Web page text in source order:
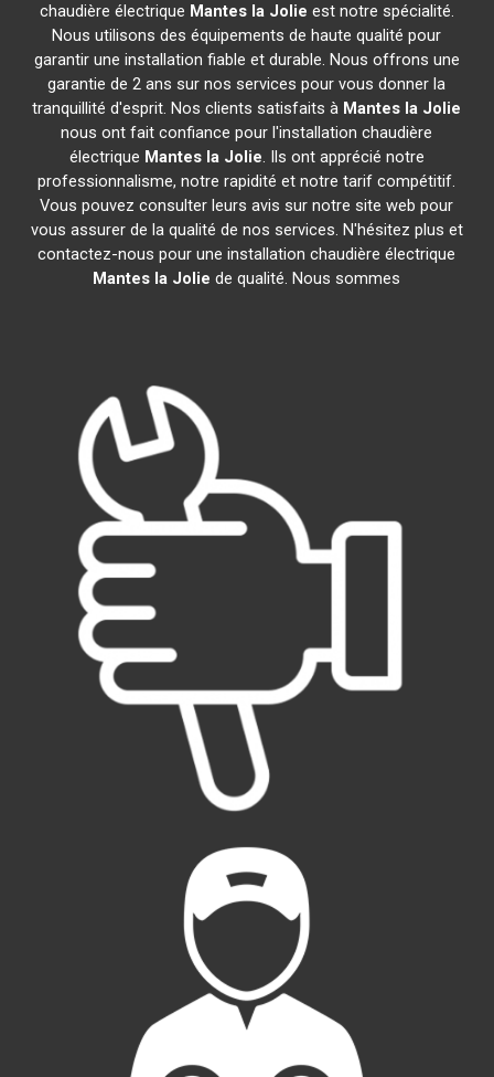
chaudière électrique Mantes la Jolie est notre spécialité.
Nous utilisons des équipements de haute qualité pour
garantir une installation fiable et durable. Nous offrons une
garantie de 2 ans sur nos services pour vous donner la
tranquillité d'esprit. Nos clients satisfaits à Mantes la Jolie
nous ont fait confiance pour l'installation chaudière
électrique Mantes la Jolie. Ils ont apprécié notre
professionnalisme, notre rapidité et notre tarif compétitif.
Vous pouvez consulter leurs avis sur notre site web pour
vous assurer de la qualité de nos services. N'hésitez plus et
contactez-nous pour une installation chaudière électrique
Mantes la Jolie de qualité. Nous sommes